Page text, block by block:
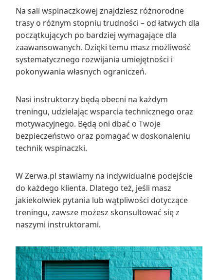
Na sali wspinaczkowej znajdziesz różnorodne
trasy o różnym stopniu trudności – od łatwych dla
początkujących po bardziej wymagające dla
zaawansowanych. Dzięki temu masz możliwość
systematycznego rozwijania umiejętności i
pokonywania własnych ograniczeń.
Nasi instruktorzy będą obecni na każdym
treningu, udzielając wsparcia technicznego oraz
motywacyjnego. Będą oni dbać o Twoje
bezpieczeństwo oraz pomagać w doskonaleniu
technik wspinaczki.
W Zerwa.pl stawiamy na indywidualne podejście
do każdego klienta. Dlatego też, jeśli masz
jakiekolwiek pytania lub wątpliwości dotyczące
treningu, zawsze możesz skonsultować się z
naszymi instruktorami.